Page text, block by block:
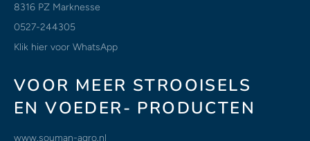
8316 PZ Marknesse
0527-244305
Klik hier voor WhatsApp
VOOR MEER STROOISELS
EN VOEDER- PRODUCTEN
www.souman-agro.nl